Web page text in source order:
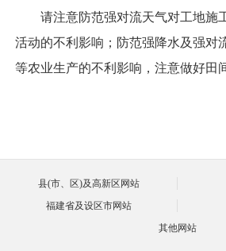
请注意防范强对流天气对工地施
活动的不利影响；防范强降水及强对
等农业生产的不利影响，注意做好田
县(市、区)及高新区网站
福建省及设区市网站
其他网站